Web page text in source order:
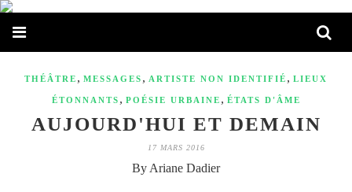
THÉÂTRE , MESSAGES , ARTISTE NON IDENTIFIÉ , LIEUX
ÉTONNANTS , POÉSIE URBAINE , ÉTATS D'ÂME
AUJOURD'HUI ET DEMAIN
17 MARS 2016
By Ariane Dadier